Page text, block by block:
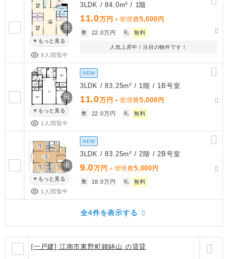
もっと見る
9人閲覧中
3LDK / 84.0m² / 1階
11.0万円 ＋管理費5,000 円
敷 22.0万円 礼 無料
人気上昇中！注目の物件です！
もっと見る
1人閲覧中
NEW
3LDK / 83.25m² / 1階 / 1B号室
11.0万円 ＋管理費5,000 円
敷 22.0万円 礼 無料
もっと見る
1人閲覧中
NEW
3LDK / 83.25m² / 2階 / 2B号室
9.0万円 ＋管理費5,000 円
敷 18.0万円 礼 無料
全4件を表示する
[一戸建] 江南市東野町鐘鋳山 の賃貸